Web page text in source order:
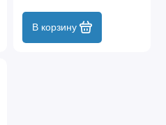
В корзину